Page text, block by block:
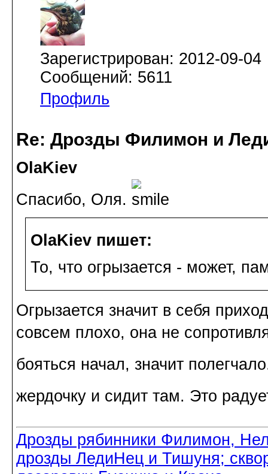
Зарегистрирован: 2012-09-04
Сообщений: 5611
Профиль
Re: Дрозды Филимон и
OlaKiev
Спасибо, Оля.
OlaKiev пишет:
То, что огрызается - может,
Огрызается значит в себя
совсем плохо, она не
бояться начал, значит
жердочку и сидит там. Это
Дрозды рябинники Филимон,
дрозды ЛедиНец и Тишуня;